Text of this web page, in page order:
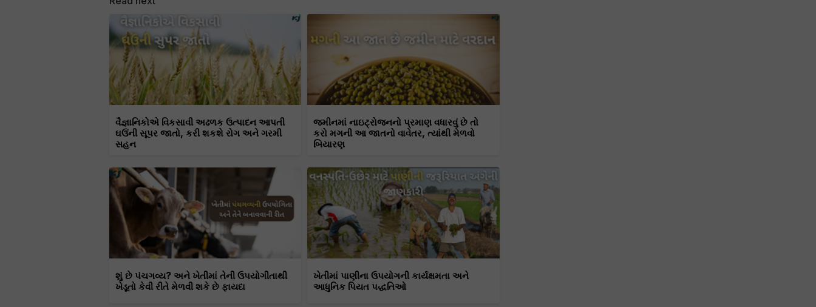
વૈજ્ઞાનિકોએ વિકસાવી અઢળક ઉત્પાદન આપતી
ઘઉંની સૂપર જાતો, કરી શકશે રોગ અને ગરમી
સહન
જમીનમાં નાઇટ્રોજનનો પ્રમાણ વધારવું છે તો
કરો મગની આ જાતનો વાવેતર, ત્યાંથી મેળવો
બિયારણ
શું છે પંચગવ્ય? અને ખેતીમાં તેની ઉપયોગીતાથી
ખેડૂતો કેવી રીતે મેળવી શકે છે ફાયદા
ખેતીમાં પાણીના ઉપયોગની કાર્યક્ષમતા અને
આધુનિક પિયત પદ્ધતિઓ